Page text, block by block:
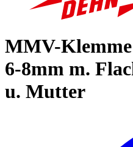
MMV-
6-8mm m.
u. Mutter